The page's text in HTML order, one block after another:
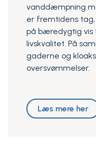
vanddæmpning
er fremtidens
på bæredygtig vis
livskvalitet. På
gaderne og
oversvømmelser.
Læs mere her